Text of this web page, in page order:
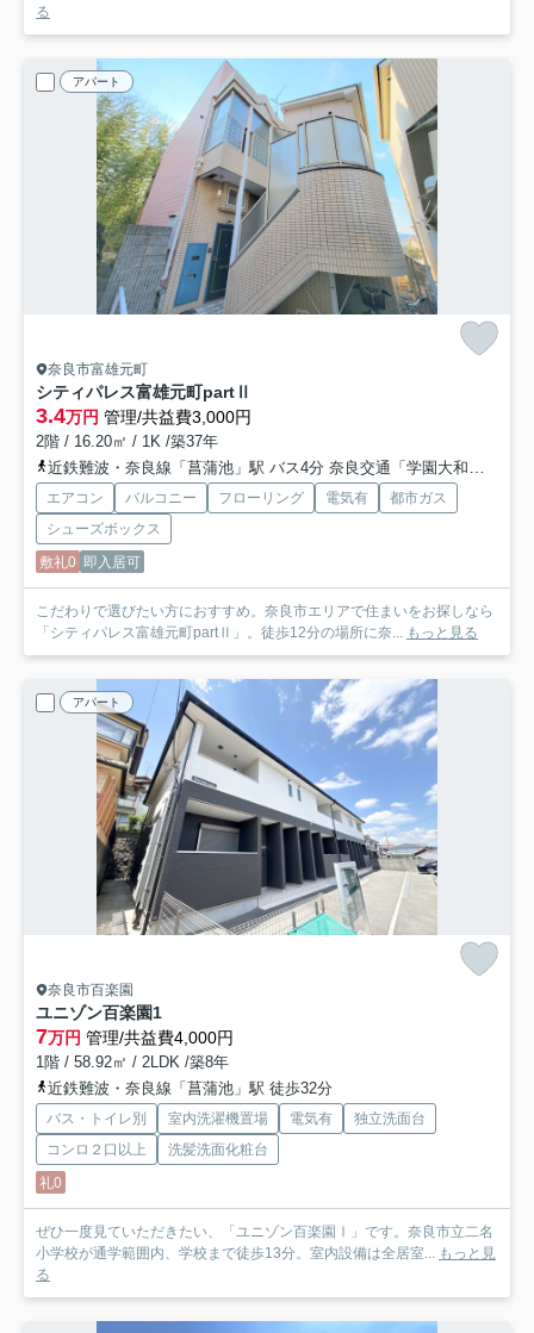
る
アパート
奈良市富雄元町
シティパレス富雄元町partⅡ
3.4万円 管理/共益費3,000円
2階 / 16.20㎡ / 1K /築37年
近鉄難波・奈良線「菖蒲池」駅 バス4分 奈良交通「学園大和町五丁目」 停歩9分
エアコン バルコニー フローリング 電気有
都市ガス
シューズボックス
敷礼0 即入居可
こだわりで選びたい方におすすめ。奈良市エリアで住まいをお探しなら
「シティパレス富雄元町partⅡ」。徒歩12分の場所に奈...
もっと見る
アパート
奈良市百楽園
ユニゾン百楽園1
7万円 管理/共益費4,000円
1階 / 58.92㎡ / 2LDK /築8年
近鉄難波・奈良線「菖蒲池」駅 徒歩32分
バス・トイレ別 室内洗濯機置場 電気有
独立洗面台
コンロ２口以上
洗髪洗面化粧台
礼0
ぜひ一度見ていただきたい、「ユニゾン百楽園Ⅰ」です。奈良市立二名
小学校が通学範囲内、学校まで徒歩13分。室内設備は全居室...
もっと見
る